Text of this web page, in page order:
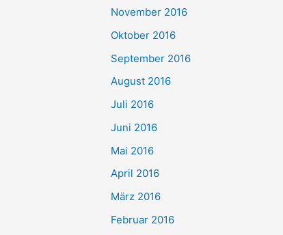
November 2016
Oktober 2016
September 2016
August 2016
Juli 2016
Juni 2016
Mai 2016
April 2016
März 2016
Februar 2016